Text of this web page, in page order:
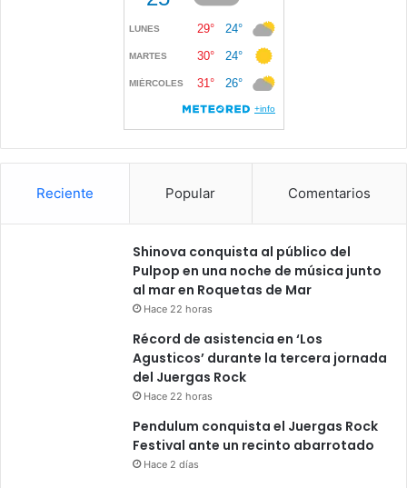
Reciente Popular Comentarios
Shinova conquista al público del
Pulpop en una noche de música junto
al mar en Roquetas de Mar
Hace 22 horas
Récord de asistencia en ‘Los
Agusticos’ durante la tercera jornada
del Juergas Rock
Hace 22 horas
Pendulum conquista el Juergas Rock
Festival ante un recinto abarrotado
Hace 2 días